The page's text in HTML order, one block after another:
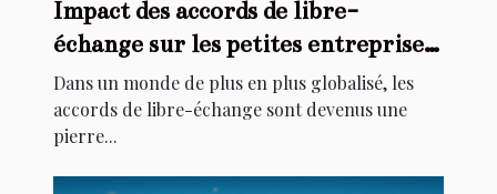
Impact des accords de libre-
échange sur les petites entreprises
locales
Dans un monde de plus en plus globalisé, les
accords de libre-échange sont devenus une
pierre...